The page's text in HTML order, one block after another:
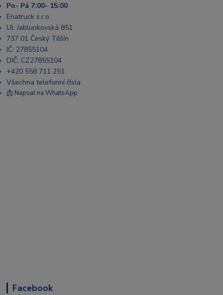
Po- Pá 7:00- 15:00
Enatruck s.r.o.
Ul. Jablunkovská 851
737 01 Český Těšín
IČ: 27855104
DIČ: CZ27855104
+420 558 711 251
Všechna telefonní čísla
📩 Napsat na WhatsApp
Facebook